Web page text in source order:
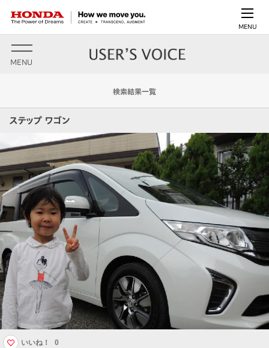
MENU
MENU
検索結果一覧
ステップ ワゴン
いいね！ 0